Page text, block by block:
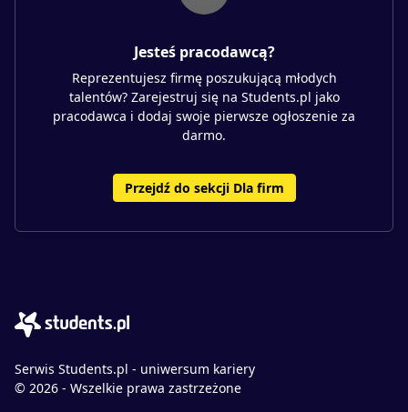
Jesteś pracodawcą?
Reprezentujesz firmę poszukującą młodych
talentów? Zarejestruj się na Students.pl jako
pracodawca i dodaj swoje pierwsze ogłoszenie za
darmo.
Przejdź do sekcji Dla firm
Serwis Students.pl - uniwersum kariery
© 2026 - Wszelkie prawa zastrzeżone